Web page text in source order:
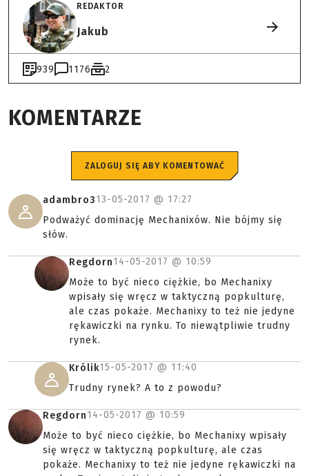
REDAKTOR
Jakub
939 1176 2
KOMENTARZE
ZALOGUJ SIĘ ABY KOMENTOWAĆ
adambro313-05-2017 @ 17:27
Podważyć dominację Mechanixów. Nie bójmy się
słów.
Regdorn14-05-2017 @ 10:59
Może to być nieco ciężkie, bo Mechanixy
wpisały się wręcz w taktyczną popkulturę,
ale czas pokaże. Mechanixy to też nie jedyne
rękawiczki na rynku. To niewątpliwie trudny
rynek.
Królik15-05-2017 @ 11:40
Trudny rynek? A to z powodu?
Regdorn14-05-2017 @ 10:59
Może to być nieco ciężkie, bo Mechanixy wpisały
się wręcz w taktyczną popkulturę, ale czas
pokaże. Mechanixy to też nie jedyne rękawiczki na